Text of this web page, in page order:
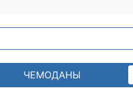
ЧЕМОДАНЫ